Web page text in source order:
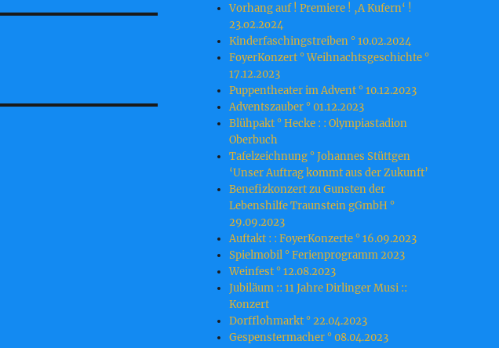
Vorhang auf ! Premiere ! ‚A Kufern‘ !
23.o2.2o24
Kinderfaschingstreiben ° 10.02.2024
FoyerKonzert ° Weihnachtsgeschichte °
17.12.2023
Puppentheater im Advent ° 10.12.2023
Adventszauber ° 01.12.2023
Blühpakt ° Hecke : : Olympiastadion
Oberbuch
Tafelzeichnung ° Johannes Stüttgen
‘Unser Auftrag kommt aus der Zukunft’
Benefizkonzert zu Gunsten der
Lebenshilfe Traunstein gGmbH °
29.09.2023
Auftakt : : FoyerKonzerte ° 16.09.2023
Spielmobil ° Ferienprogramm 2023
Weinfest ° 12.08.2023
Jubiläum :: 11 Jahre Dirlinger Musi ::
Konzert
Dorfflohmarkt ° 22.04.2023
Gespenstermacher ° 08.04.2023